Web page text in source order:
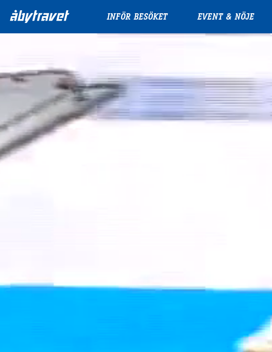
INFÖR BESÖKET EVENT & NÖJE